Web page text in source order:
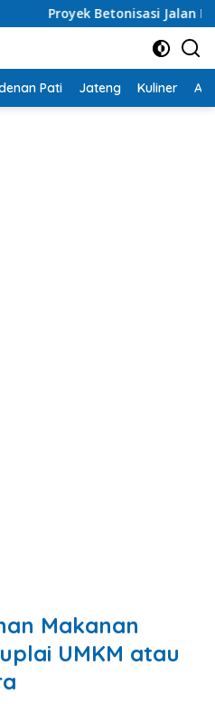
Parah di Sekuro Mlonggo
Pati Jateng Kuliner
Makanan
UMKM atau